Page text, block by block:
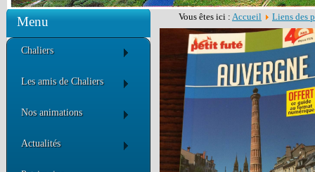
Menu
Chaliers
Les amis de Chaliers
Nos animations
Actualités
Vous êtes ici : Accueil Liens des